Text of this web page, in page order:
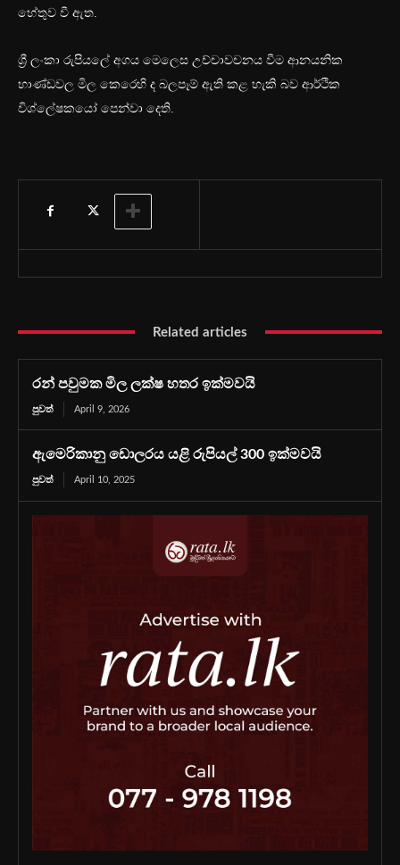
හේතුව වී ඇත.
ශ්‍රී ලංකා රුපියලේ අගය මෙලෙස උච්චාවචනය වීම ආනයනික
භාණ්ඩවල මිල කෙරෙහි ද බලපෑම් ඇති කළ හැකි බව ආර්ථික
විශ්ලේෂකයෝ පෙන්වා දෙති.
Related articles
රන් පවුමක මිල ලක්ෂ හතර ඉක්මවයි
පුවත් April 9, 2026
ඇමෙරිකානු ඩොලරය යළි රුපියල් 300 ඉක්මවයි
පුවත් April 10, 2025